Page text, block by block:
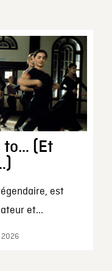
to… (Et
est
et...
2026